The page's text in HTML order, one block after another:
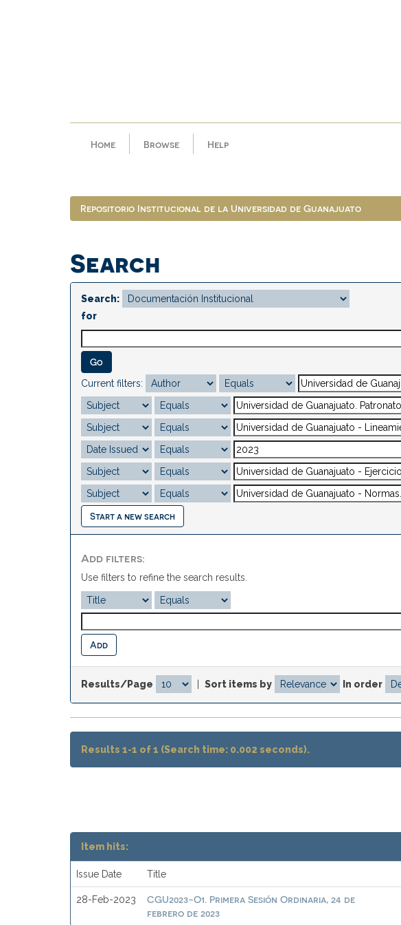
Home Browse Help
Repositorio Institucional de la Universidad de Guanajuato
Search
Search:
for
Current filters:
Start a new search
Add filters:
Use filters to refine the search results.
Results/Page Sort items by In order
Results 1-1 of 1 (Search time: 0.002 seconds).
Item hits:
Issue Date Title
28-Feb-2023
CGU2023-O1. Primera Sesión Ordinaria, 24 de
febrero de 2023